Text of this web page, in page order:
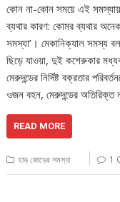
কোন না-কোন সময়ে এই
ব্যথার কারণ: কোমর ব্যথার
সমস্যা’। মেকানিক্যাল সমস্য
ছিড়ে যাওয়া, দুই কশেরুকার
মেরুদন্ডের নির্দিষ্ট বক্রতার
ওজন বহন, মেরুদন্ডের অতিরিক্ত
READ MORE
হাড় জোড়ের সমস্যা 1